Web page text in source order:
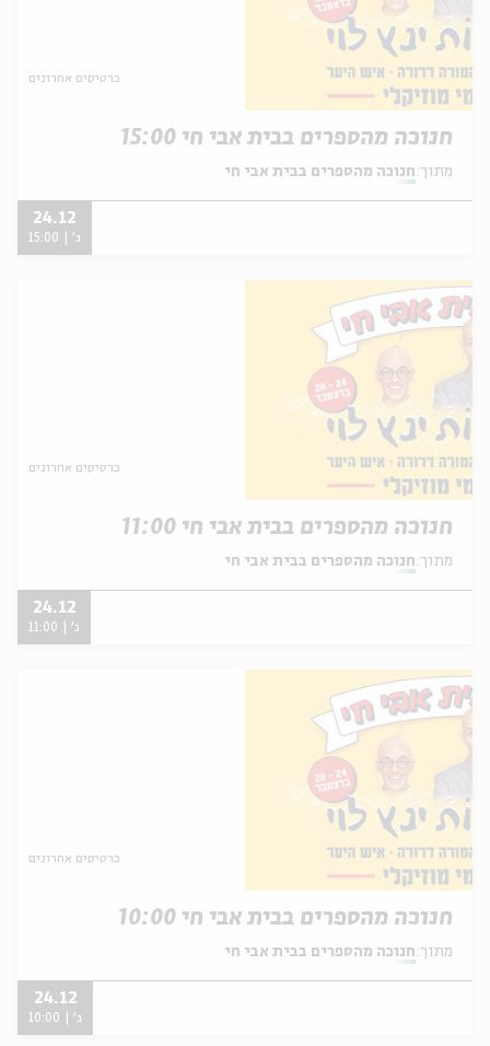
כרטיסים אחרונים
חנוכה מהספרים בבית אבי חי 15:00
מתוך: חנוכה מהספרים בבית אבי חי
24.12
ג' | 15:00
כרטיסים אחרונים
חנוכה מהספרים בבית אבי חי 11:00
מתוך: חנוכה מהספרים בבית אבי חי
24.12
ג' | 11:00
כרטיסים אחרונים
חנוכה מהספרים בבית אבי חי 10:00
מתוך: חנוכה מהספרים בבית אבי חי
24.12
ג' | 10:00